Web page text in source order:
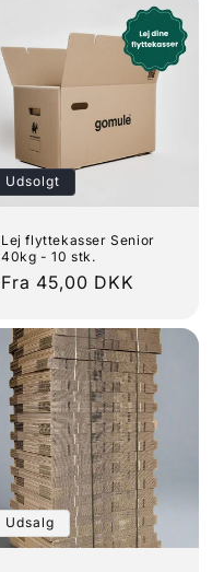
Udsolgt
Lej flyttekasser Senior
40kg - 10 stk.
Normalpris
Fra 45,00 DKK
Udsalg